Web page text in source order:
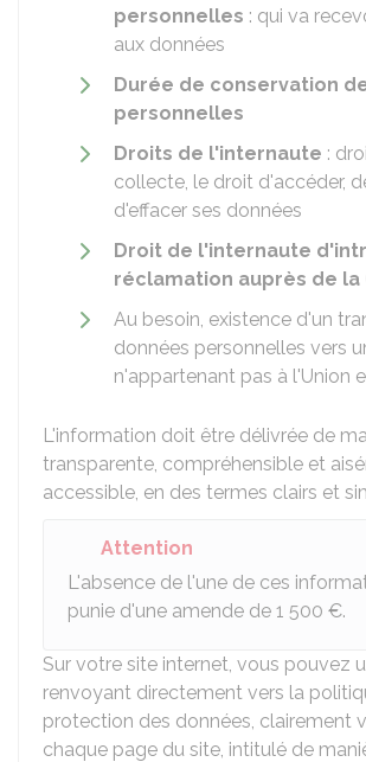
personnelles : qui va
aux données
Durée de conservation
personnelles
Droits de l'internaute :
collecte, le droit d'accéder,
d'effacer ses données
Droit de l'internaute
réclamation auprès de la
Au besoin, existence d'un
données personnelles vers
n'appartenant pas à l'Union
L'information doit être délivrée de
transparente, compréhensible et
accessible, en des termes clairs et
Attention
L'absence de l'une de ces
punie d'une amende de 1 500 €.
Sur votre site internet, vous pouvez
renvoyant directement vers la
protection des données, clairement
chaque page du site, intitulé de